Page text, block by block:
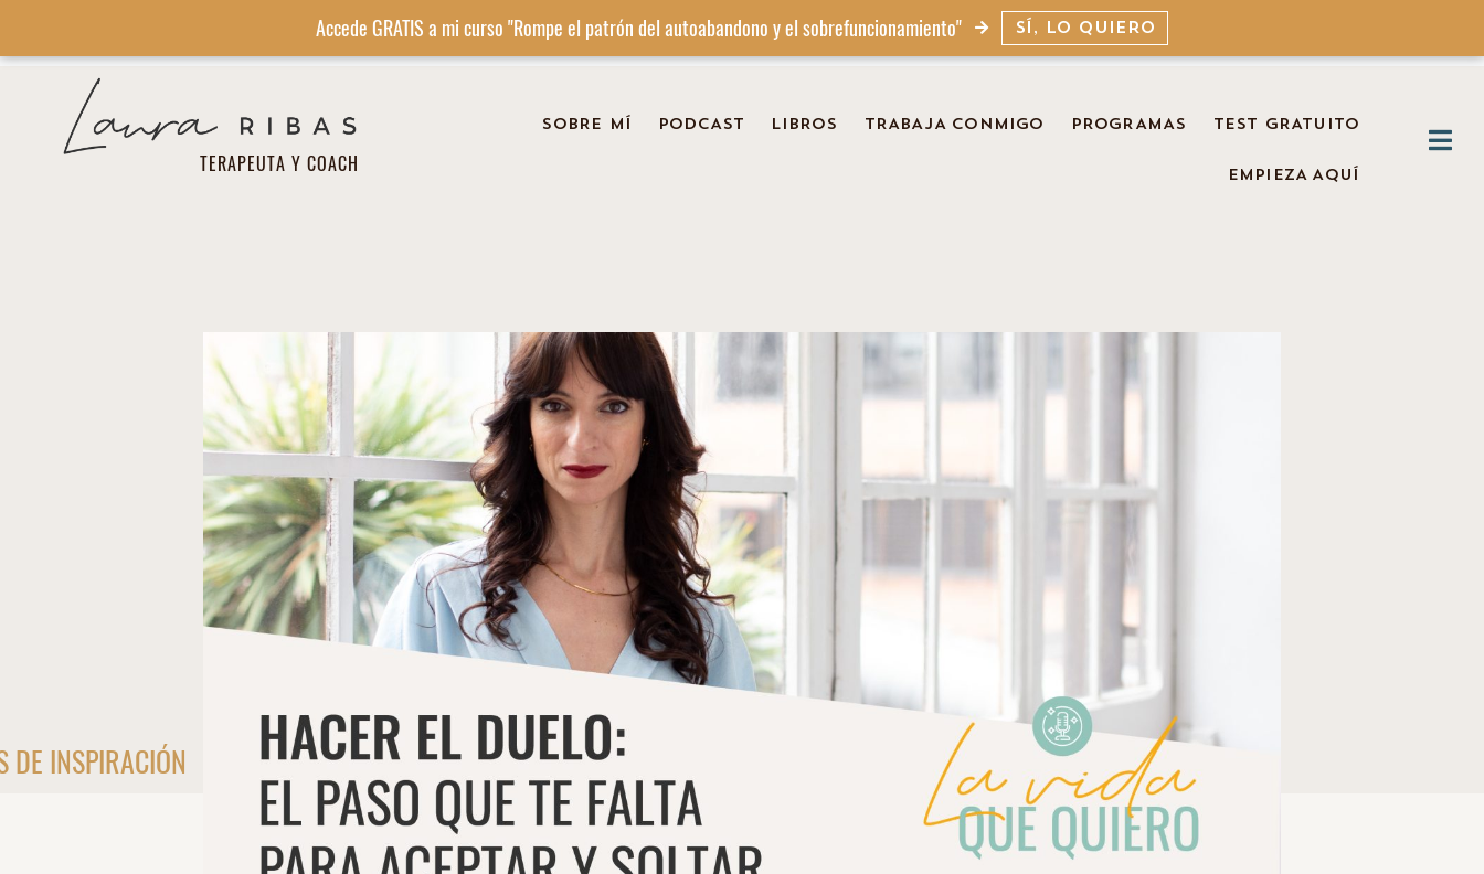
Accede GRATIS a mi curso "Rompe el patrón del autoabandono y el sobrefuncionamiento" SÍ, LO QUIERO
TERAPEUTA Y COACH
SOBRE MÍ PODCAST LIBROS TRABAJA CONMIGO PROGRAMAS TEST GRATUITO
EMPIEZA AQUÍ
DE INSPIRACIÓN